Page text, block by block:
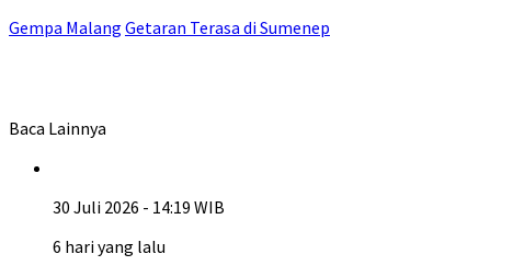
Gempa Malang Getaran Terasa di Sumenep
Baca Lainnya
30 Juli 2026 - 14:19 WIB
6 hari yang lalu